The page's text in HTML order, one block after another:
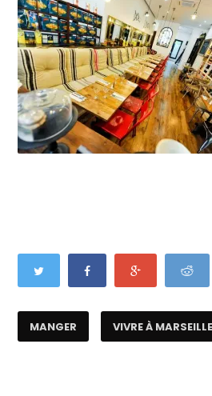
MANGER VIVRE À MARSEILLE